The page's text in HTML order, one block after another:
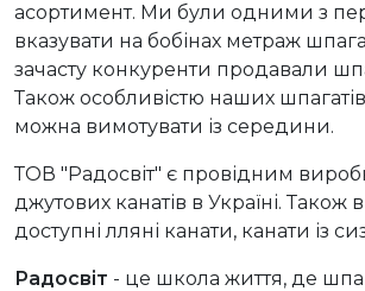
асортимент. Ми були одними з
вказувати на бобінах метраж
зачасту конкуренти продавали
Також особливістю наших шпагатів
можна вимотувати із середини.
ТОВ "Радосвіт" є провідним
джутових канатів в Україні. Також
доступні лляні канати, канати із
Радосвіт - це школа життя, де